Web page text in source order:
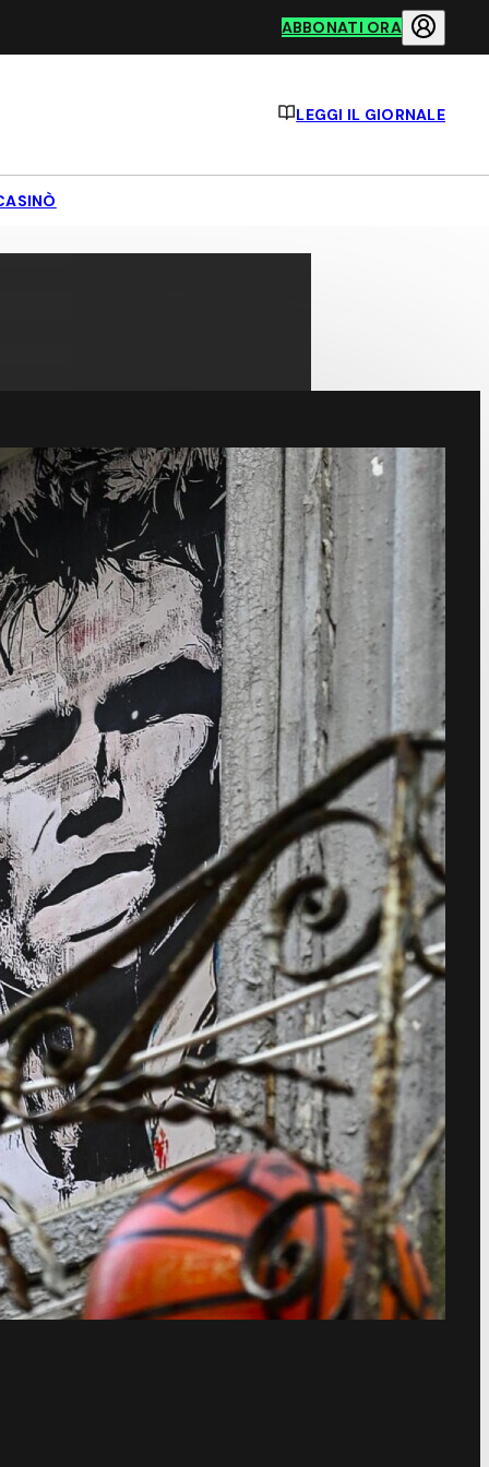
ABBONATI ORA
LEGGI IL GIORNALE